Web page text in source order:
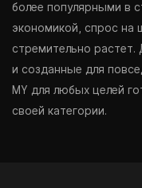
более популярными в
экономикой, спрос на
стремительно
и созданные для
MY для любых целей
своей категории.